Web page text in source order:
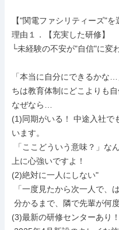
【"関電ファシリティーズ"を
理由１．【充実した研修】
└未経験の不安が"自信"に変
「本当に自分にできるかな
ちは教育体制にどこよりも自
なぜなら…
(1)同期がいる！ 中途入社で
います。
上に心強いですよ！
(2)絶対に一人にしない"
(3)最新の研修センターあり！